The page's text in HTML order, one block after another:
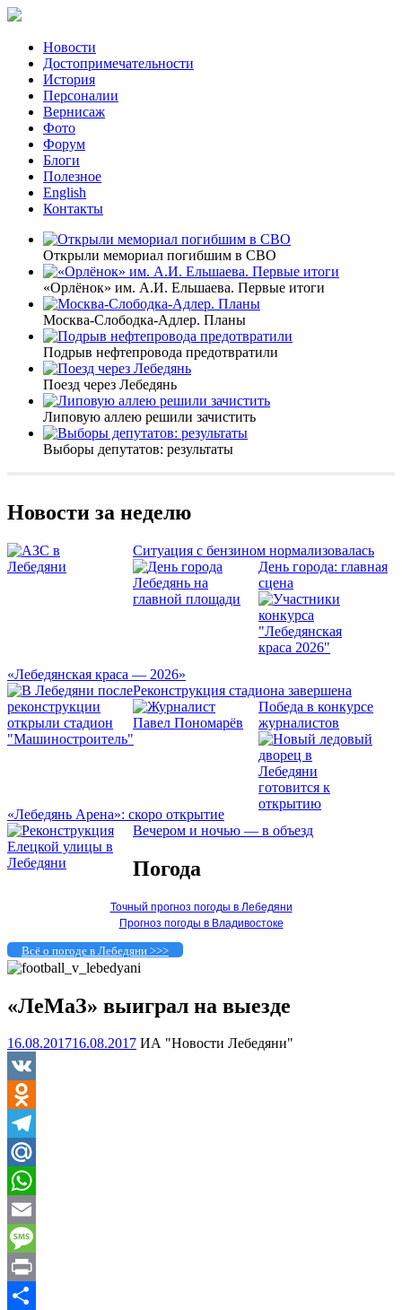
Новости
Достопримечательности
История
Персоналии
Вернисаж
Фото
Форум
Блоги
Полезное
English
Контакты
Открыли мемориал погибшим в СВО
«Орлёнок» им. А.И. Ельшаева. Первые итоги
Москва-Слободка-Адлер. Планы
Подрыв нефтепровода предотвратили
Поезд через Лебедянь
Липовую аллею решили зачистить
Выборы депутатов: результаты
Новости за неделю
Ситуация с бензином нормализовалась
День города: главная
сцена
«Лебедянская краса — 2026»
Реконструкция стадиона завершена
Победа в конкурсе
журналистов
«Лебедянь Арена»: скоро открытие
Вечером и ночью — в объезд
Погода
Точный прогноз погоды в Лебедяни
Прогноз погоды в Владивостоке
Всё о погоде в Лебедяни >>>
«ЛеМаЗ» выиграл на выезде
16.08.201716.08.2017 ИА "Новости Лебедяни"
VK
Odnoklassniki
Telegram
Mail.Ru
WhatsApp
Email
Message
Print